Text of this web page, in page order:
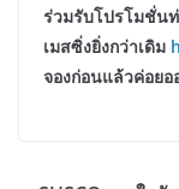
ร่วมรับโปรโมชั่นท่
เมสซิ่งยิ่งกว่าเดิม
จองก่อนแล้วค่อยอ